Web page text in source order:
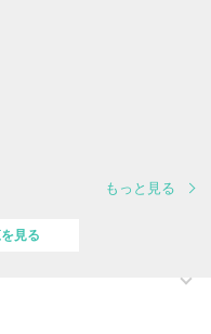
更していただき、
ご選択下さい。
中です。（海外への発送は承
もっと見る
見る